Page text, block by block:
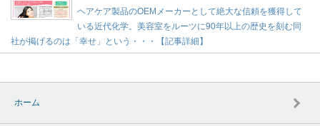
ヘアケア製品のOEMメーカーとして絶大な信頼を獲得して
いる近代化学。美容室をルーツに90年以上の歴史を刻む同
社が掲げるのは「幸せ」という・・・【記事詳細】
ホーム